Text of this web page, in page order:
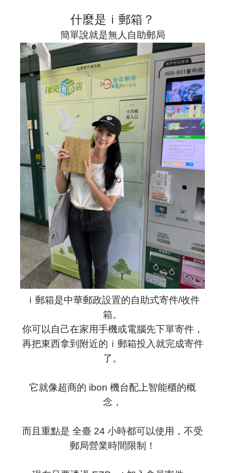
什麼是ｉ郵箱？
簡單說就是無人自助郵局
ｉ郵箱是中華郵政設置的自助式寄件/收件
箱。
你可以自己在家用手機或電腦先下單寄件，
再把東西拿到附近的ｉ郵箱投入就完成寄件
了。
它就像超商的 ibon 機台配上智能櫃的概
念，
而且重點是 全臺 24 小時都可以使用，不受
郵局營業時間限制！